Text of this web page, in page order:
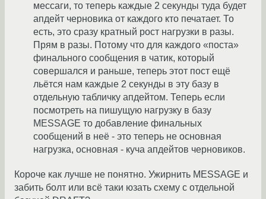
мессаги, то теперь каждые 2 секунды туда будет
апдейт черновика от каждого кто печатает. То
есть, это сразу кратный рост нагрузки в разы.
Прям в разы. Потому что для каждого «поста»
финального сообщения в чатик, который
совершался и раньше, теперь этот пост ещё
льётся нам каждые 2 секунды в эту базу в
отдельную табличку апдейтом. Теперь если
посмотреть на пишущую нагрузку в базу
MESSAGE то добавление финальных
сообщений в неё - это теперь не основная
нагрузка, основная - куча апдейтов черновиков.
Короче как лучше не понятно. Ужирнить MESSAGE и
забить болт или всё таки юзать схему с отдельной